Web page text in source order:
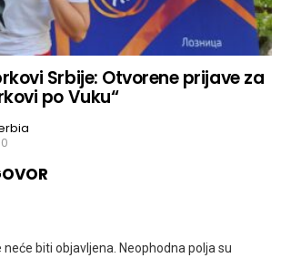
Srbije: Otvorene prijave za
po Vuku“
biti objavljena. Neophodna polja su